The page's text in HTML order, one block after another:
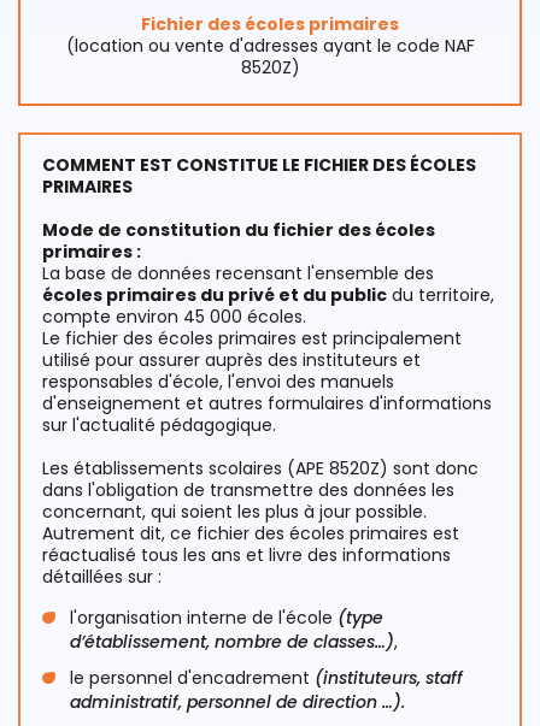
Fichier des écoles primaires
(location ou vente d'adresses ayant le code NAF
8520Z)
COMMENT EST CONSTITUE LE FICHIER DES ÉCOLES
PRIMAIRES
Mode de constitution du fichier des écoles
primaires :
La base de données recensant l'ensemble des
écoles primaires du privé et du public du territoire,
compte environ 45 000 écoles.
Le fichier des écoles primaires est principalement
utilisé pour assurer auprès des instituteurs et
responsables d'école, l'envoi des manuels
d'enseignement et autres formulaires d'informations
sur l'actualité pédagogique.
Les établissements scolaires (APE 8520Z) sont donc
dans l'obligation de transmettre des données les
concernant, qui soient les plus à jour possible.
Autrement dit, ce fichier des écoles primaires est
réactualisé tous les ans et livre des informations
détaillées sur :
l'organisation interne de l'école (type
d’établissement, nombre de classes…),
le personnel d'encadrement (instituteurs, staff
administratif, personnel de direction …).